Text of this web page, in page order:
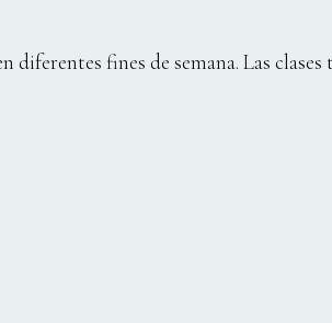
fines de semana. Las clases